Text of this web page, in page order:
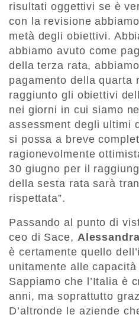
risultati oggettivi se è
con la revisione
metà degli obiettivi.
abbiamo avuto come
della terza rata,
pagamento della quarta
raggiunto gli obiettivi
nei giorni in cui siamo
assessment degli ultimi
si possa a breve
ragionevolmente
30 giugno per il
della sesta rata sarà
rispettata”.
Passando al punto di
ceo di Sace,
è certamente quello
unitamente alle
Sappiamo che l’Italia è
anni, ma soprattutto
D’altronde le aziende